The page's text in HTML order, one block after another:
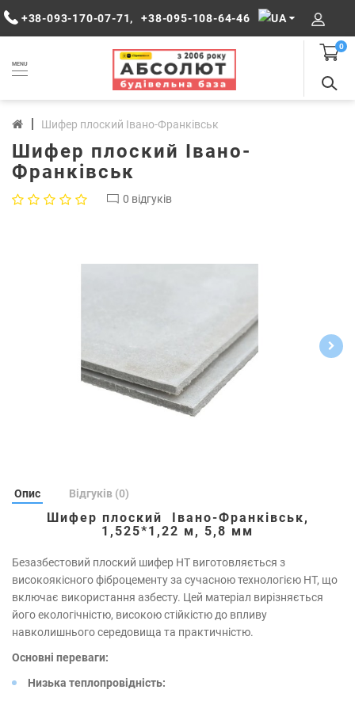
+38-093-170-07-71, +38-095-108-64-46
MENU
0
Шифер плоский Івано-Франківськ
Шифер плоский Івано-
Франківськ
0 відгуків
Опис Відгуків (0)
Шифер плоский Івано-Франківськ,
1,525*1,22 м, 5,8 мм
Безазбестовий плоский шифер НТ виготовляється з
високоякісного фіброцементу за сучасною технологією НТ, що
включає використання азбесту. Цей матеріал вирізняється
його екологічністю, високою стійкістю до впливу
навколишнього середовища та практичністю.
Основні переваги:
Низька теплопровідність: